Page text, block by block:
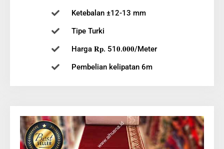
Ketebalan ±12-13 mm
Tipe Turki
Harga 𝐑𝐩. 51𝟎.𝟎𝟎𝟎/Meter
Pembelian kelipatan 6m